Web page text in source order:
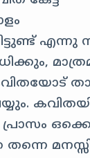
ഒക്കെ